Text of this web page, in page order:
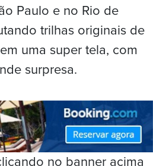
Paulo e no Rio de
trilhas originais de
uma super tela, com
surpresa.
no banner acima